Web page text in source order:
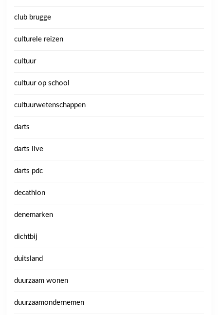
club brugge
culturele reizen
cultuur
cultuur op school
cultuurwetenschappen
darts
darts live
darts pdc
decathlon
denemarken
dichtbij
duitsland
duurzaam wonen
duurzaamondernemen